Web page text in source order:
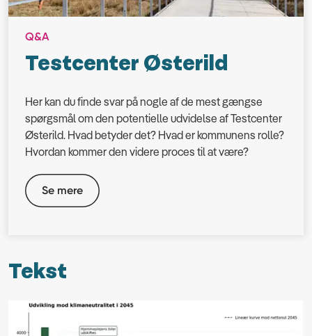
Q&A
Testcenter Østerild
Her kan du finde svar på nogle af de mest gængse
spørgsmål om den potentielle udvidelse af Testcenter
Østerild. Hvad betyder det? Hvad er kommunens rolle?
Hvordan kommer den videre proces til at være?
Se mere
Tekst